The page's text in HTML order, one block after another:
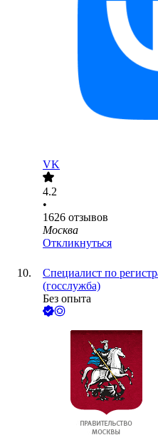
VK
4.2
•
1626 отзывов
Москва
Откликнуться
Специалист по
(госслужба)
Без опыта